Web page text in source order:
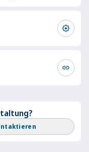
award_star
link